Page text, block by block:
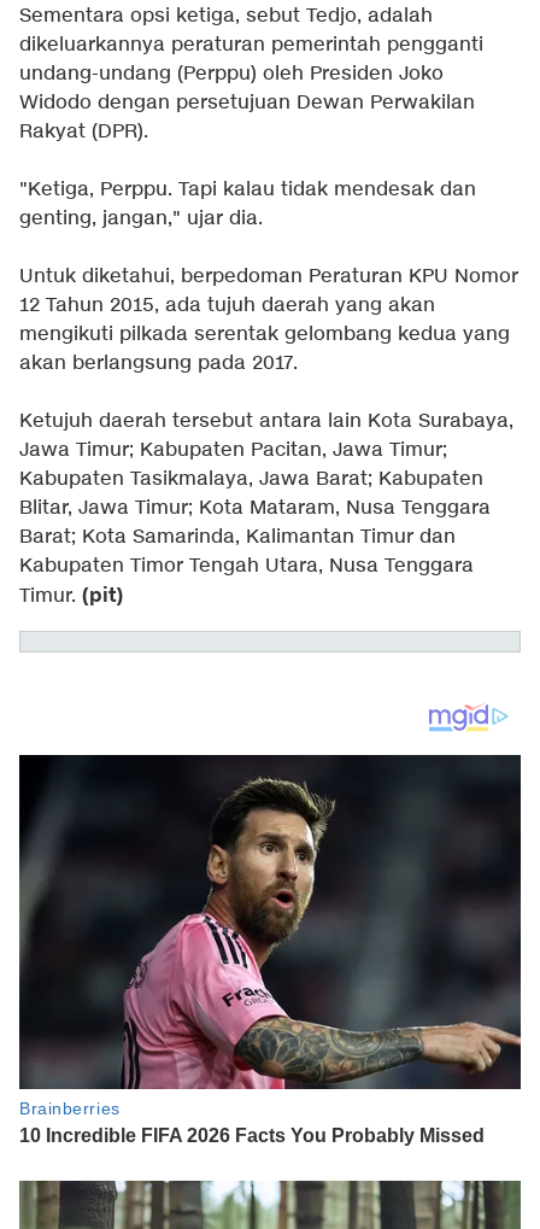
Sementara opsi ketiga, sebut Tedjo, adalah
dikeluarkannya peraturan pemerintah pengganti
undang-undang (Perppu) oleh Presiden Joko
Widodo dengan persetujuan Dewan Perwakilan
Rakyat (DPR).
"Ketiga, Perppu. Tapi kalau tidak mendesak dan
genting, jangan," ujar dia.
Untuk diketahui, berpedoman Peraturan KPU Nomor
12 Tahun 2015, ada tujuh daerah yang akan
mengikuti pilkada serentak gelombang kedua yang
akan berlangsung pada 2017.
Ketujuh daerah tersebut antara lain Kota Surabaya,
Jawa Timur; Kabupaten Pacitan, Jawa Timur;
Kabupaten Tasikmalaya, Jawa Barat; Kabupaten
Blitar, Jawa Timur; Kota Mataram, Nusa Tenggara
Barat; Kota Samarinda, Kalimantan Timur dan
Kabupaten Timor Tengah Utara, Nusa Tenggara
Timur. (pit)